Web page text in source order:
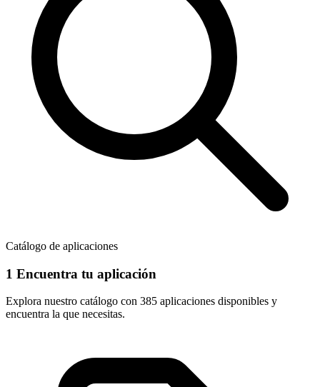
Catálogo de aplicaciones
1 Encuentra tu aplicación
Explora nuestro catálogo con 385 aplicaciones disponibles y
encuentra la que necesitas.